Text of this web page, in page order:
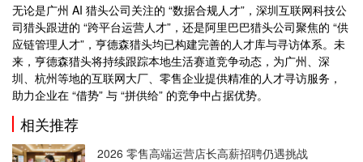
无论是广州 AI 猎头公司关注的 “数据合规人才”，深圳互联网科技公
司猎头跟进的 “跨平台运营人才”，还是阿里巴巴猎头公司聚焦的 “供
应链管理人才”，亨德森猎头均已构建完善的人才库与寻访体系。未
来，亨德森猎头将持续跟踪本地生活赛道竞争动态，为广州、深
圳、杭州等地的互联网大厂、零售企业提供精准的人才寻访服务，
助力企业在 “借势” 与 “拼供给” 的竞争中占据优势。
相关推荐
2026 零售高端运营店长高薪招聘仍遇挑战